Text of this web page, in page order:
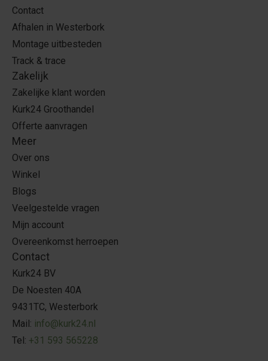
Contact
Afhalen in Westerbork
Montage uitbesteden
Track & trace
Zakelijk
Zakelijke klant worden
Kurk24 Groothandel
Offerte aanvragen
Meer
Over ons
Winkel
Blogs
Veelgestelde vragen
Mijn account
Overeenkomst herroepen
Contact
Kurk24 BV
De Noesten 40A
9431TC, Westerbork
Mail: info@kurk24.nl
Tel: +31 593 565228